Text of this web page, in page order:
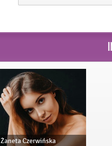
Żaneta Czerwińska